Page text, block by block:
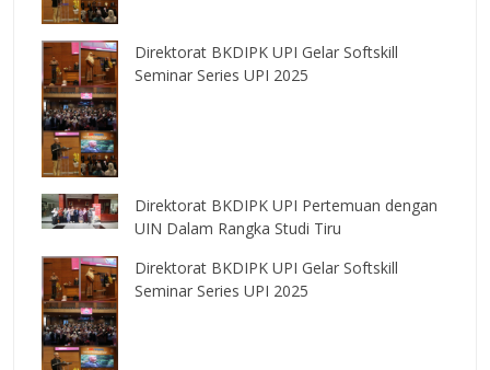
Direktorat BKDIPK UPI Gelar Softskill
Seminar Series UPI 2025
Direktorat BKDIPK UPI Pertemuan dengan
UIN Dalam Rangka Studi Tiru
Direktorat BKDIPK UPI Gelar Softskill
Seminar Series UPI 2025